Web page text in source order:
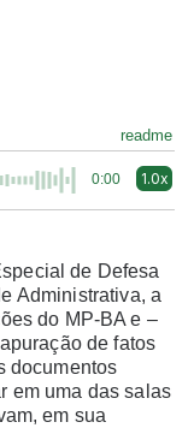
readme
0:00 1.0x
de Defesa
Administrativa, a
do MP-BA e –
de fatos
documentos
em uma das salas
em sua